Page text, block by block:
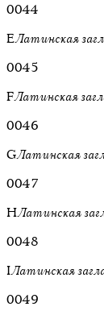
0044
EЛатинская
0045
FЛатинская
0046
GЛатинская
0047
HЛатинская
0048
IЛатинская
0049